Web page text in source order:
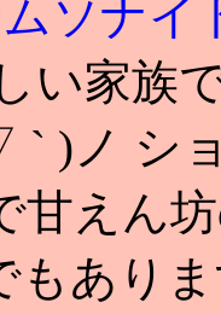
ソナイ
い家族
` )ノ シ
甘えん
もあり